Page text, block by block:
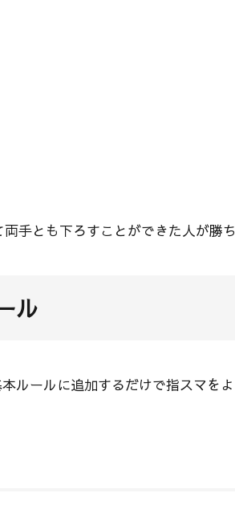
手とも下ろすことができた人が勝
ル
ルールに追加するだけで指スマを